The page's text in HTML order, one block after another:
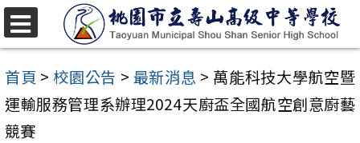
跳
至
主
要
內
首頁 > 校園公告 > 最新消息 > 萬能科技大學航空暨
運輸服務管理系辦理2024天廚盃全國航空創意廚藝
競賽
選
單